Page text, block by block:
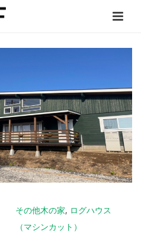
その他木の家, ログハウス
（マシンカット）